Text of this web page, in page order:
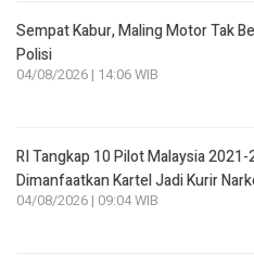
Sempat Kabur, Maling Motor Tak
Polisi
04/08/2026 | 14:06 WIB
RI Tangkap 10 Pilot Malaysia
Dimanfaatkan Kartel Jadi Kurir
04/08/2026 | 09:04 WIB